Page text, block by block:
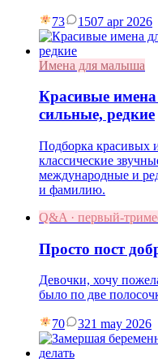
73 1507 apr 2026
Имена для малыша
Красивые
сильные, редкие
Подборка красивых
классические
международные и
и фамилию.
Q&A · первый-
Просто пост
Девочки, хочу
было по две
70 321 may 2026